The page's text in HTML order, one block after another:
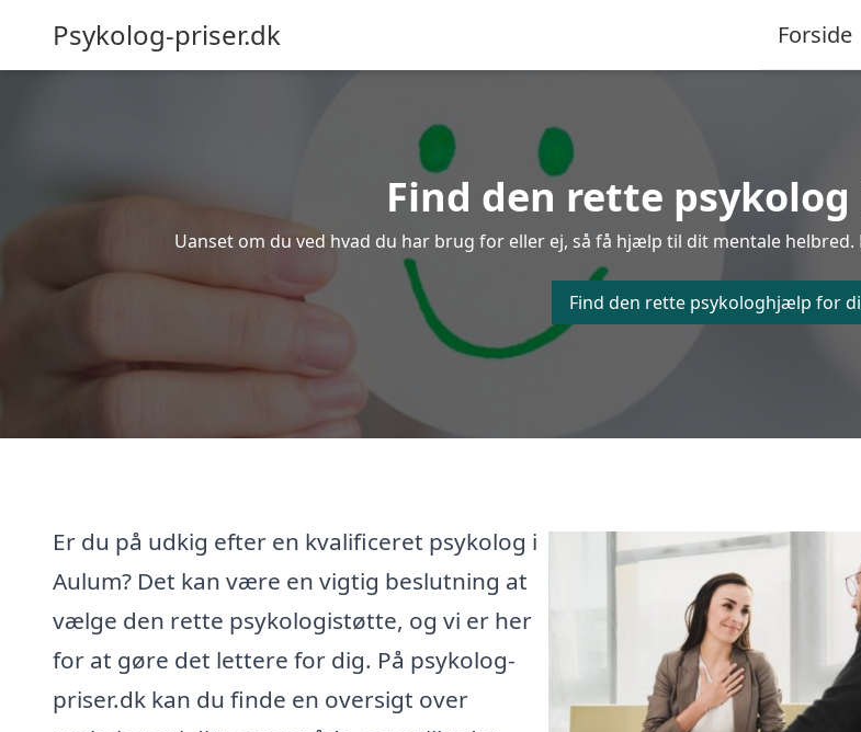
Psykolog-priser.dk Forside
Find den rette
Uanset om du ved hvad du har brug for eller ej, så få hjælp til dit mentale
Find den rette psykologhjælp for
Er du på udkig efter en kvalificeret psykolog i
Aulum? Det kan være en vigtig beslutning at
vælge den rette psykologistøtte, og vi er her
for at gøre det lettere for dig. På psykolog-
priser.dk kan du finde en oversigt over